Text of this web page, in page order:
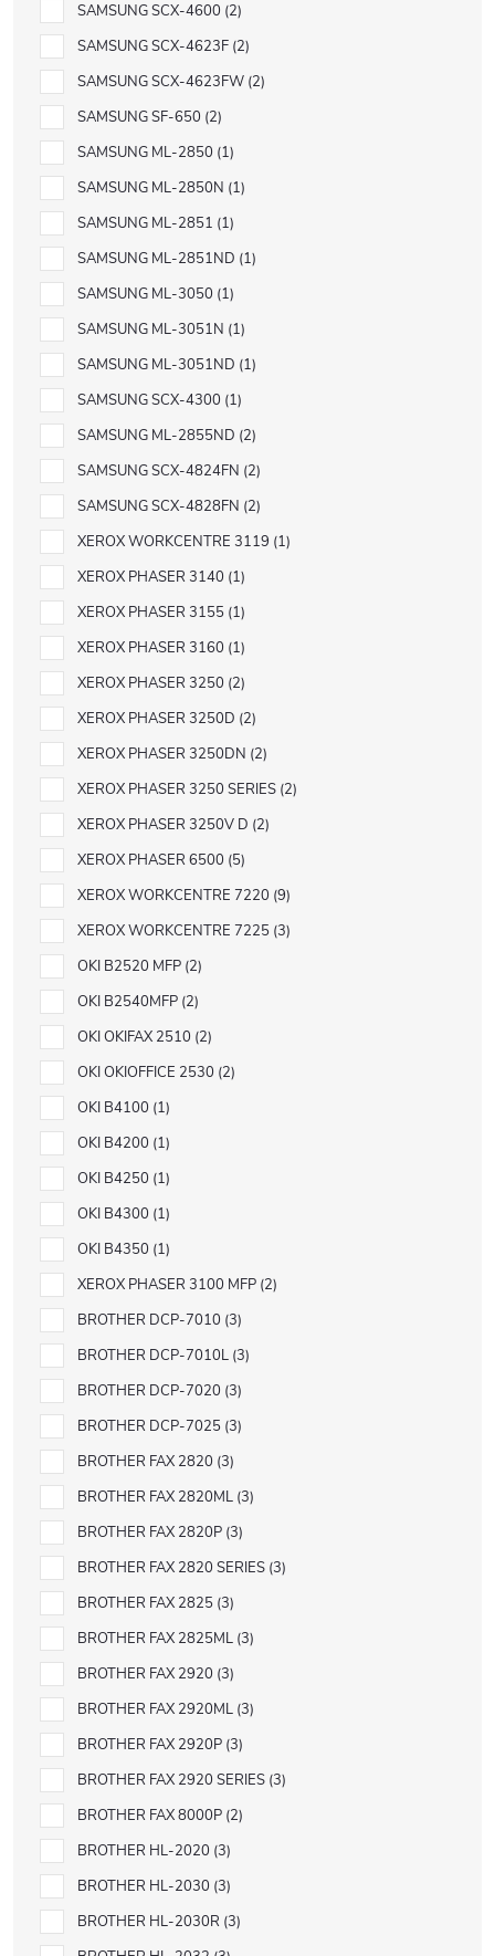
SAMSUNG SCX-4600 2
SAMSUNG SCX-4623F 2
SAMSUNG SCX-4623FW 2
SAMSUNG SF-650 2
SAMSUNG ML-2850 1
SAMSUNG ML-2850N 1
SAMSUNG ML-2851 1
SAMSUNG ML-2851ND 1
SAMSUNG ML-3050 1
SAMSUNG ML-3051N 1
SAMSUNG ML-3051ND 1
SAMSUNG SCX-4300 1
SAMSUNG ML-2855ND 2
SAMSUNG SCX-4824FN 2
SAMSUNG SCX-4828FN 2
XEROX WORKCENTRE 3119 1
XEROX PHASER 3140 1
XEROX PHASER 3155 1
XEROX PHASER 3160 1
XEROX PHASER 3250 2
XEROX PHASER 3250D 2
XEROX PHASER 3250DN 2
XEROX PHASER 3250 SERIES 2
XEROX PHASER 3250V D 2
XEROX PHASER 6500 5
XEROX WORKCENTRE 7220 9
XEROX WORKCENTRE 7225 3
OKI B2520 MFP 2
OKI B2540MFP 2
OKI OKIFAX 2510 2
OKI OKIOFFICE 2530 2
OKI B4100 1
OKI B4200 1
OKI B4250 1
OKI B4300 1
OKI B4350 1
XEROX PHASER 3100 MFP 2
BROTHER DCP-7010 3
BROTHER DCP-7010L 3
BROTHER DCP-7020 3
BROTHER DCP-7025 3
BROTHER FAX 2820 3
BROTHER FAX 2820ML 3
BROTHER FAX 2820P 3
BROTHER FAX 2820 SERIES 3
BROTHER FAX 2825 3
BROTHER FAX 2825ML 3
BROTHER FAX 2920 3
BROTHER FAX 2920ML 3
BROTHER FAX 2920P 3
BROTHER FAX 2920 SERIES 3
BROTHER FAX 8000P 2
BROTHER HL-2020 3
BROTHER HL-2030 3
BROTHER HL-2030R 3